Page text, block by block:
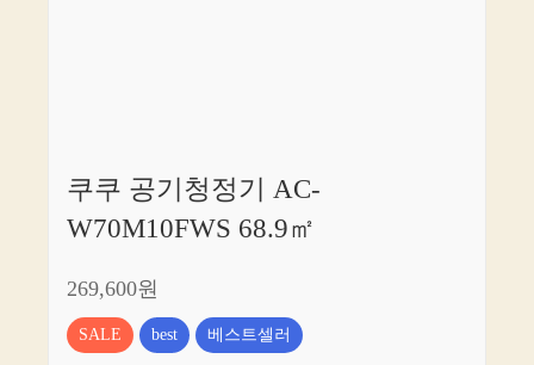
쿠쿠 공기청정기 AC-
W70M10FWS 68.9㎡
269,600원
SALE best 베스트셀러